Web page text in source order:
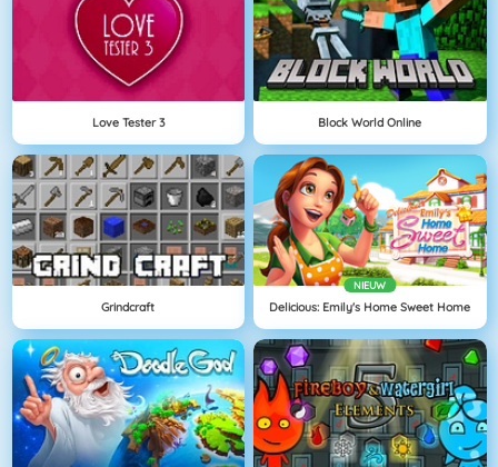
Love Tester 3 Block World Online
Grindcraft
NIEUW
Delicious: Emily's Home Sweet Home